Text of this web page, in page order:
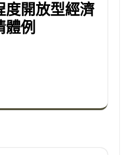
度開放型經濟
例